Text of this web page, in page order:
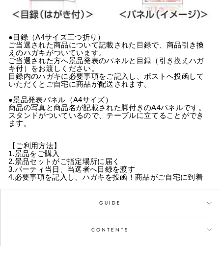
●目録（A4サイズ三つ折り）
ご当選された商品について記載された目録で、商品引き換
えのハガキがついています。
ご当選された方へ景品発表のパネルと目録（引き換えハガ
キ付）をお渡しください。
目録内のハガキに必要事項をご記入し、ポストへ投函して
いただくとご自宅に商品が配送されます。
●景品発表パネル（A4サイズ）
商品の写真と商品名が記載された脚付きのA4パネルです。
スタンドがついているので、テーブルに立てることができ
ます。
【ご利用方法】
1.景品をご購入
2.景品セットがご指定場所に届く
3.パーティ当日、当選者へ目録を渡す
4.必要事項を記入し、ハガキを投函！商品がご自宅に到着
GUIDE
CONTENTS